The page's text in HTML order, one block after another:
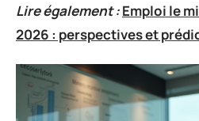
Lire également :Emploi le
2026 : perspectives et